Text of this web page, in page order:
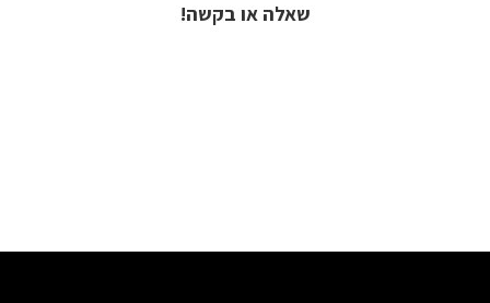
שאלה או בקשה!